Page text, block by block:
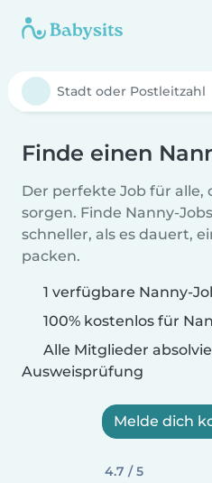
Finde einen
Der perfekte Job für alle,
sorgen. Finde Nanny-
schneller, als es dauert,
packen.
1 verfügbare Nanny-
100% kostenlos für
Alle Mitglieder
Ausweisprüfung
Melde dich
4.7 / 5